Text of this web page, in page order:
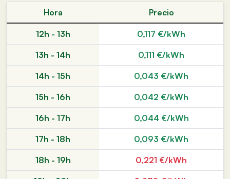
Hora Precio
12h - 13h 0,117 €/kWh
13h - 14h 0,111 €/kWh
14h - 15h 0,043 €/kWh
15h - 16h 0,042 €/kWh
16h - 17h 0,044 €/kWh
17h - 18h 0,093 €/kWh
18h - 19h 0,221 €/kWh